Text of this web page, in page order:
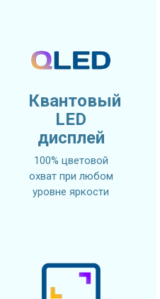
Квантовый
LED
дисплей
100% цветовой
охват при любом
уровне яркости